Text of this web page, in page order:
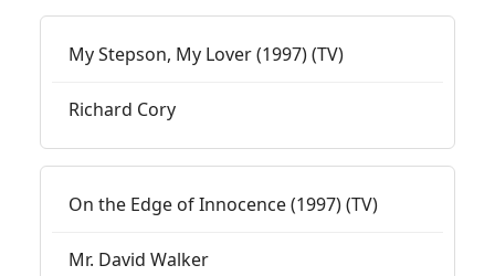
My Stepson, My Lover (1997) (TV)
Richard Cory
On the Edge of Innocence (1997) (TV)
Mr. David Walker